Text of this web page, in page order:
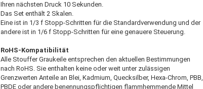
Ihren nächsten Druck 10 Sekunden.
Das Set enthält 2 Skalen.
Eine ist in 1/3 f Stopp-Schritten für die Standardverwendung und der
andere ist in 1/6 f Stopp-Schritten für eine genauere Steuerung.
RoHS-Kompatibilität
Alle Stouffer Graukeile entsprechen den aktuellen Bestimmungen
nach RoHS. Sie enthalten keine oder weit unter zulässigen
Grenzwerten Anteile an Blei, Kadmium, Quecksilber, Hexa-Chrom, PBB,
PBDE oder andere benennungspflichtigen flammhemmende Mittel